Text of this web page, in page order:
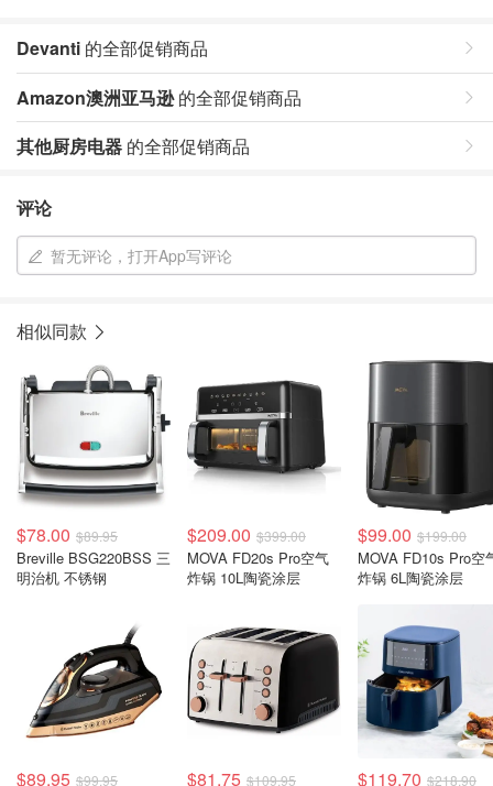
Devanti 的全部促销商品
Amazon澳洲亚马逊的全部促销商品
其他厨房电器 的全部促销商品
评论
暂无评论，打开App写评论
相似同款
$78.00 $89.95
Breville BSG220BSS 三
明治机 不锈钢
$209.00 $399.00
MOVA FD20s Pro空气
炸锅 10L陶瓷涂层
$99.00 $199.00
MOVA FD10s Pro空
炸锅 6L陶瓷涂层
$89.95 $99.95 $81.75 $109.95 $119.70 $218.90